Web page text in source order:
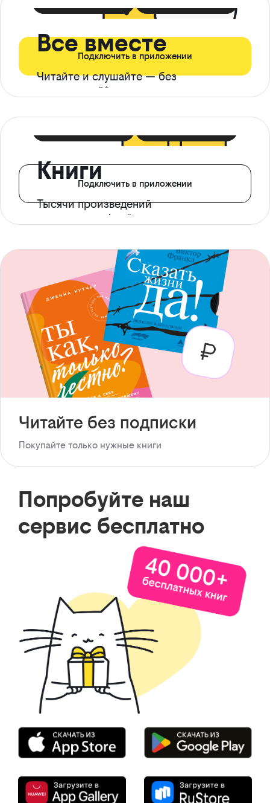
Все вместе
Читайте и слушайте — без
ограничений*
Подключить в приложении
Книги
Тысячи произведений
с доступом офлайн
Подключить в приложении
Читайте без подписки
Покупайте только нужные книги
Попробуйте наш
сервис бесплатно